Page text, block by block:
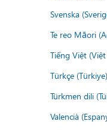
Svenska
Te reo Māori
Tiếng Việt
Türkçe (Türkiye)
Türkmen dili
Valencià